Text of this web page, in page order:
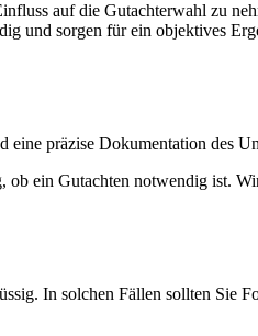
auf die Gutachterwahl zu
und sorgen für ein objektives
eine präzise Dokumentation des
ob ein Gutachten notwendig ist.
In solchen Fällen sollten Sie